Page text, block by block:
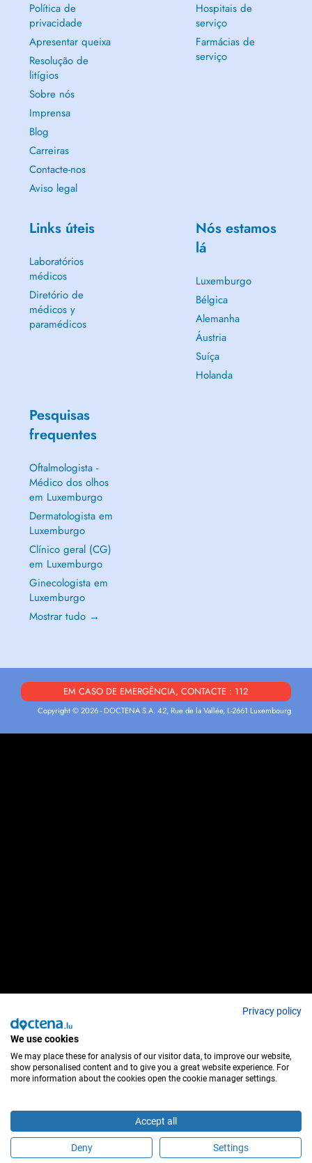
É este profissional de saúde?
Política de
privacidade
Apresentar queixa
Resolução de
litígios
Sobre nós
Imprensa
Blog
Carreiras
Contacte-nos
Aviso legal
Hospitais de
serviço
Farmácias de
serviço
Links úteis
Laboratórios
médicos
Diretório de
médicos y
paramédicos
Nós estamos
lá
Luxemburgo
Bélgica
Alemanha
Áustria
Suíça
Holanda
Pesquisas
frequentes
Oftalmologista -
Médico dos olhos
em Luxemburgo
Dermatologista em
Luxemburgo
Clínico geral (CG)
em Luxemburgo
Ginecologista em
Luxemburgo
Mostrar tudo →
EM CASO DE EMERGÊNCIA, CONTACTE : 112
Copyright © 2026 - DOCTENA S.A. 42, Rue de la Vallée, L-2661 Luxembourg
Privacy policy
We use cookies
We may place these for analysis of our visitor data, to improve our website,
show personalised content and to give you a great website experience. For
more information about the cookies open the cookie manager settings.
Accept all
Deny Settings